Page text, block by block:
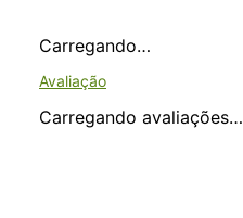
Carregando…
Carregando avaliações…